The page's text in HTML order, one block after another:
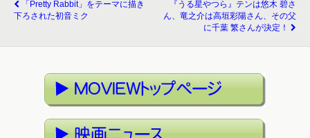
「Pretty Rabbit」をテーマに描き
下ろされた初音ミク
『うる星やつら』テンは悠木 碧さ
ん、竜之介は高垣彩陽さん、その父
に千葉 繁さんが決定！